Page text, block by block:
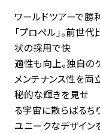
ワールドツアーで
「プロペル」。前世
状の採用で快
適性も向上。独自の
メンテナンス性を両
秘的な輝きを見せ
る宇宙に散らばるち
ユニークなデザイン